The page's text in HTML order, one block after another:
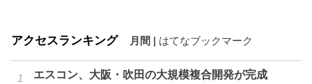
アクセスランキング 月間 はてなブックマーク
エスコン、大阪・吹田の大規模複合開発が完成